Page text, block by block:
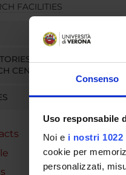
Consenso
Uso responsabile
Noi e i nostri
cookie per
personalizzati,
FACILITIES
AND
CENTRES